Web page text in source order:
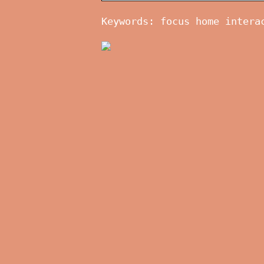
Keywords: focus home